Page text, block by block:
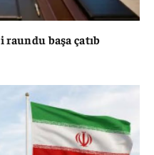
raundu başa çatıb